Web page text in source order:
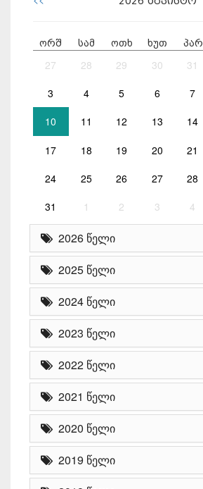
ორშ სამ ოთხ ხუთ პარ
27 28 29 30 31
3 4 5 6 7
10 11 12 13 14
17 18 19 20 21
24 25 26 27 28
31 1 2 3 4
2026 წელი
2025 წელი
2024 წელი
2023 წელი
2022 წელი
2021 წელი
2020 წელი
2019 წელი